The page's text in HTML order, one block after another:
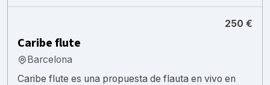
250 €
Caribe flute
Barcelona
Caribe flute es una propuesta de flauta en vivo en